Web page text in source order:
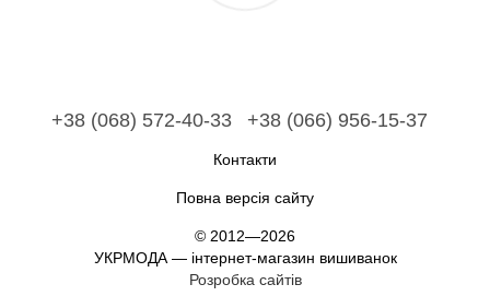
+38 (068) 572-40-33 +38 (066) 956-15-37
Контакти
Повна версія сайту
© 2012—2026
УКРМОДА — інтернет-магазин вишиванок
Розробка сайтів